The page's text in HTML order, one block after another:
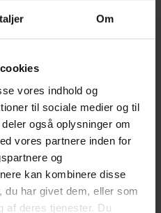
Om
vores indhold og
til sociale medier og til
også oplysninger om
vores partnere inden for
og
kan kombinere disse
du har givet dem, eller som
af deres tjenester. Du
August 2024
June 2024